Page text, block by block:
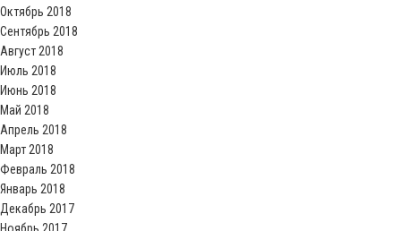
Октябрь 2018
Сентябрь 2018
Август 2018
Июль 2018
Июнь 2018
Май 2018
Апрель 2018
Март 2018
Февраль 2018
Январь 2018
Декабрь 2017